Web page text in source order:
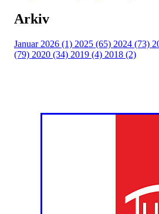
Arkiv
Januar 2026 (1) 2025 (65) 2024 (73)
(79) 2020 (34) 2019 (4) 2018 (2)